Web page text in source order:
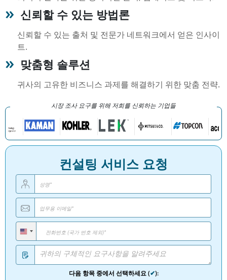
신뢰할 수 있는 방법론
신뢰할 수 있는 출처 및 전문가 네트워크에서 얻은 인사이
트.
맞춤형 솔루션
귀사의 고유한 비즈니스 과제를 해결하기 위한 맞춤 전략.
시장 조사 요구를 위해 저희를 신뢰하는 기업들
컨설팅 서비스 요청
다음 항목 중에서 선택하세요 (✔):